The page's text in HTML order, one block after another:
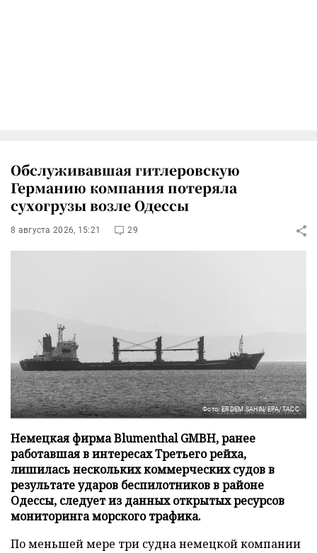
Обслуживавшая гитлеровскую
Германию компания потеряла
сухогрузы возле Одессы
8 августа 2026, 15:21 29
Фото: ERDEM SAHIN/EPA/ТАСС
Немецкая фирма Blumenthal GMBH, ранее
работавшая в интересах Третьего рейха,
лишилась нескольких коммерческих судов в
результате ударов беспилотников в районе
Одессы, следует из данных открытых ресурсов
мониторинга морского трафика.
По меньшей мере три судна немецкой компании